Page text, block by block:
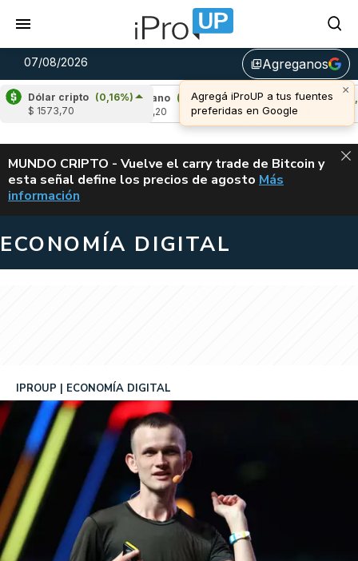
07/08/2026 library_addAgreganos
×
Agregá iProUP a tus fuentes
preferidas en Google
Dólar cripto (0,16%)
$ 1573,70
Cardano
(5,49%)
Avalanche
u$s 6,50
ALERTA
MUNDO CRIPTO - Vuelve el carry trade de Bitcoin y
esta señal define los precios de agosto VUELVE EL
Más
información
ECONOMÍA DIGITAL
IPROUP ECONOMÍA DIGITAL